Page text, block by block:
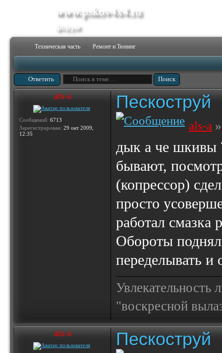
www.pskov4x4.ru
форум
Техническая часть Ремонт и Тюнинг
Ответить
als-a
Сообщений: 6713
Зарегистрирован: 29 окт 2009,
12:35
Пескоструй
als-a
дык а че шкивы
бывают,
(копрессор)
просто
работал смазка
Обороты
переделывать и
Увлекательность
"воскресной
als-a Пескоструй